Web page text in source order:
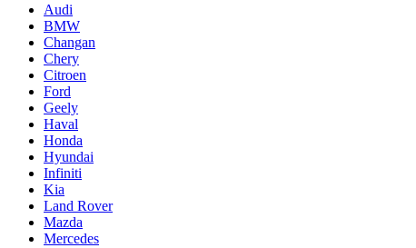
Audi
BMW
Changan
Chery
Citroen
Ford
Geely
Haval
Honda
Hyundai
Infiniti
Kia
Land Rover
Mazda
Mercedes